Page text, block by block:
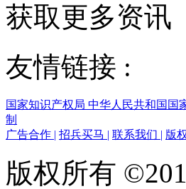
获取更多资讯
友情链接 :
国家知识产权局 中华人民共和国国
制
广告合作 | 招兵买马 | 联系我们 | 版
版权所有